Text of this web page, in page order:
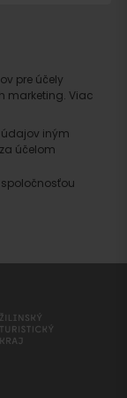
pre účely
marketing. Viac
iným
účelom